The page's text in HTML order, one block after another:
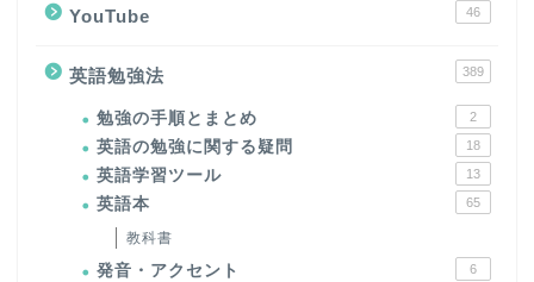
YouTube 46
英語勉強法 389
勉強の手順とまとめ 2
英語の勉強に関する疑問 18
英語学習ツール 13
英語本 65
教科書
発音・アクセント 6